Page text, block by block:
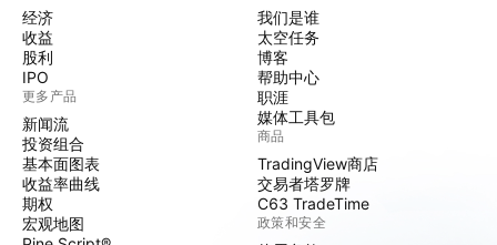
经济
收益
股利
IPO
更多产品
新闻流
投资组合
基本面图表
收益率曲线
期权
宏观地图
我们是谁
太空任务
博客
帮助中心
职涯
媒体工具包
商品
TradingView商店
交易者塔罗牌
C63 TradeTime
政策和安全